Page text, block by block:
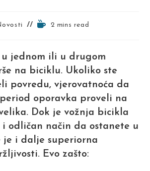
Reading2 mins read
jednom ili u drugom
na biciklu. Ukoliko ste
povredu, vjerovatnoća da
oporavka proveli na
Dok je vožnja bicikla
odličan način da ostanete u
je i dalje superiorna
Evo zašto: